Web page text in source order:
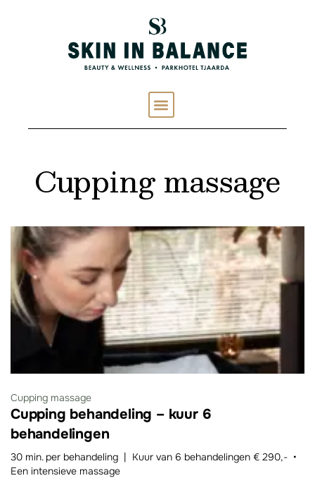
Cupping massage
Cupping massage
Cupping behandeling – kuur 6
behandelingen
30 min. per behandeling | Kuur van 6 behandelingen € 290,- •
Een intensieve massage